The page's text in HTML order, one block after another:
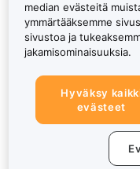
median evästeitä
ymmärtääksemme
sivustoa ja
jakamisominaisuuksia.
Hyväksy
evästeet